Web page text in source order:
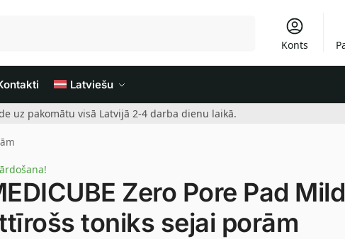
Konts
Latviešu
uz pakomātu visā Latvijā 2-4 darba dienu laikā.
Zero Pore Pad
toniks sejai porām